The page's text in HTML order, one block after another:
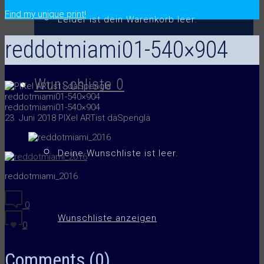
Leider ist dein Warenkorb leer.
Wunschliste 0
Deine Wunschliste ist leer.
Wunschliste anzeigen
.
Find my unique print!
reddotmiami01-540×904
reddotmiami01-540×904
reddotmiami01-540×904
23. Juni 2018 PIXel ARTist daSpengla
reddotmiami_2016
0
0